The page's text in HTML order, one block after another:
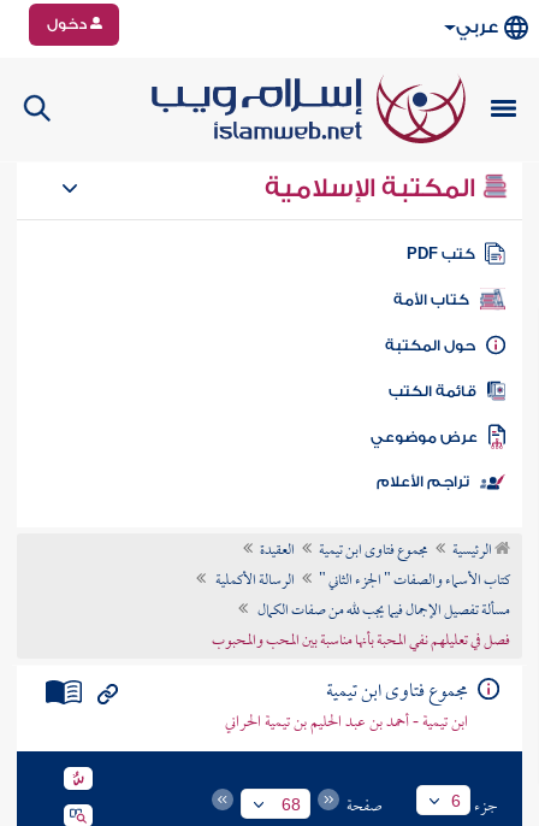
عربي دخول
المكتبة الإسلامية
كتب PDF
كتاب الأمة
المكتبة
الكتب
موضوعي
تراجم الأعلام
الرئيسية مجموع فتاوى ابن تيمية
العقيدة
كتاب الأسماء والصفات " الجزء الثاني "
الرسالة الأكملية
مسألة تفصيل الإجمال فيما يجب لله من صفات الكمال
فصل في تعليلهم نفي المحبة بأنها مناسبة بين المحب والمحبوب
مجموع فتاوى ابن تيمية
ابن تيمية - أحمد بن عبد الحليم بن تيمية الحراني
جزء 6 صفحة 68